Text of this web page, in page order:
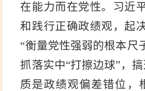
在能力而在党性。习近
和践行正确政绩观，起
“衡量党性强弱的根本尺
抓落实中“打擦边球”，
质是政绩观偏差错位，